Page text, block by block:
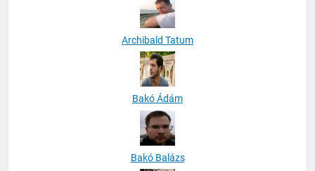
Archibald Tatum
Bakó Ádám
Bakó Balázs